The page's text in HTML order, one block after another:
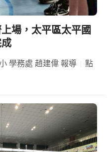
場，太平區太平國
學務處 趙建偉 報導
點